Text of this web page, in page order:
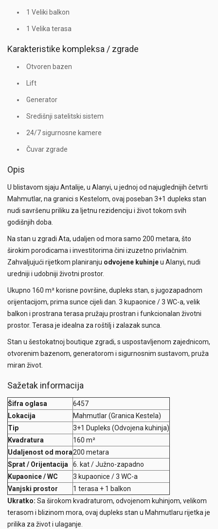
1 Veliki balkon
1 Velika terasa
Karakteristike kompleksa / zgrade
Otvoren bazen
Lift
Generator
Središnji satelitski sistem
24/7 sigurnosne kamere
Čuvar zgrade
Opis
U blistavom sjaju Antalije, u Alanyi, u jednoj od najuglednijih četvrti
Mahmutlar, na granici s Kestelom, ovaj poseban 3+1 dupleks stan
nudi savršenu priliku za ljetnu rezidenciju i život tokom svih
godišnjih doba.
Na stan u zgradi Ata, udaljen od mora samo 200 metara, što
širokim porodicama i investitorima čini izuzetno privlačnim.
Zahvaljujući rijetkom planiranju odvojene kuhinjeu Alanyi, nudi
uredniji i udobniji životni prostor.
Ukupno 160 m² korisne površine, dupleks stan, s jugozapadnom
orijentacijom, prima sunce cijeli dan. 3 kupaonice / 3 WC-a, velik
balkon i prostrana terasa pružaju prostran i funkcionalan životni
prostor. Terasa je idealna za roštilj i zalazak sunca.
Stan u šestokatnoj boutique zgradi, s uspostavljenom zajednicom,
otvorenim bazenom, generatorom i sigurnosnim sustavom, pruža
miran život.
Sažetak informacija
Šifra oglasa
6457
Lokacija
Mahmutlar (Granica Kestela)
Tip
3+1 Dupleks (Odvojena kuhinja)
Kvadratura
160 m²
Udaljenost od mora200 metara
Sprat / Orijentacija
6. kat / Južno-zapadno
Kupaonice / WC
3 kupaonice / 3 WC-a
Vanjski prostor
1 terasa + 1 balkon
Ukratko: Sa širokom kvadraturom, odvojenom kuhinjom, velikom
terasom i blizinom mora, ovaj dupleks stan u Mahmutlaru rijetka je
prilika za život i ulaganje.